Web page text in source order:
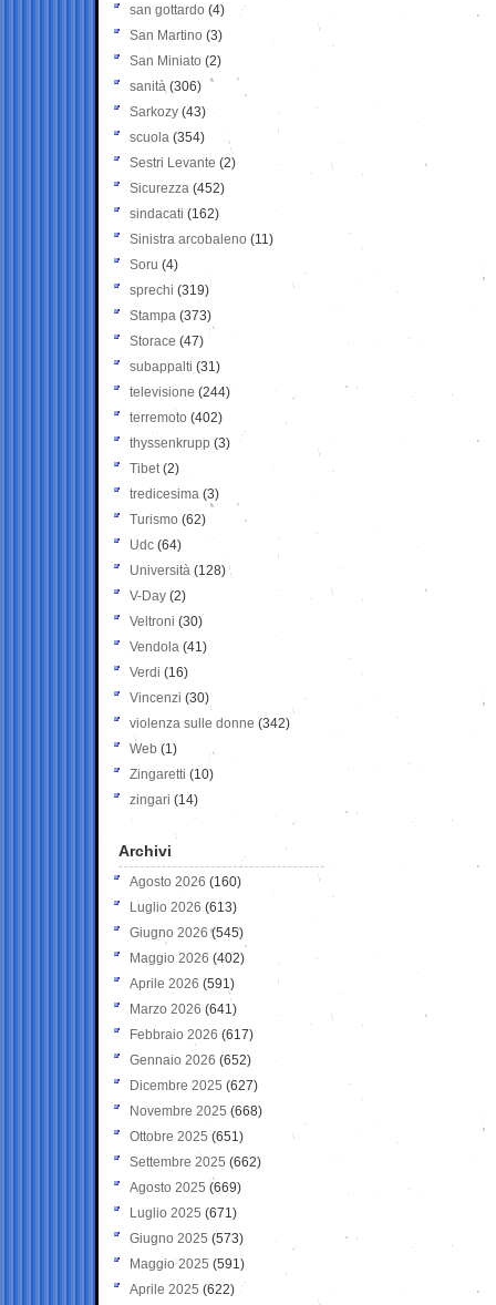
san gottardo (4)
San Martino (3)
San Miniato (2)
sanità (306)
Sarkozy (43)
scuola (354)
Sestri Levante (2)
Sicurezza (452)
sindacati (162)
Sinistra arcobaleno (11)
Soru (4)
sprechi (319)
Stampa (373)
Storace (47)
subappalti (31)
televisione(244)
terremoto (402)
thyssenkrupp (3)
Tibet(2)
tredicesima (3)
Turismo (62)
Udc (64)
Università (128)
V-Day (2)
Veltroni (30)
Vendola (41)
Verdi (16)
Vincenzi (30)
violenza sulle donne (342)
Web (1)
Zingaretti (10)
zingari (14)
Archivi
Agosto 2026 (160)
Luglio 2026 (613)
Giugno 2026 (545)
Maggio 2026 (402)
Aprile 2026 (591)
Marzo 2026 (641)
Febbraio 2026 (617)
Gennaio 2026 (652)
Dicembre 2025 (627)
Novembre 2025 (668)
Ottobre 2025 (651)
Settembre 2025 (662)
Agosto 2025 (669)
Luglio 2025 (671)
Giugno 2025 (573)
Maggio 2025 (591)
Aprile 2025 (622)